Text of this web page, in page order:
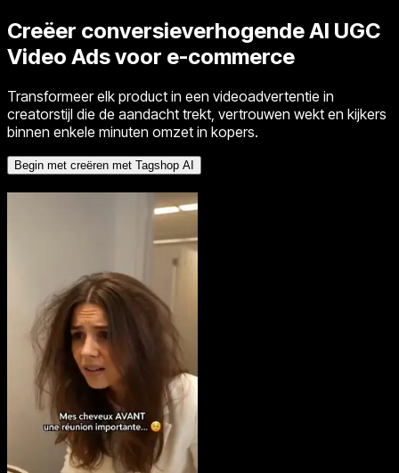
Creëer conversieverhogendeAI UGC
Video Adsvoor e-commerce
Transformeer elk product in een videoadvertentie in
creatorstijl die de aandacht trekt, vertrouwen wekt en kijkers
binnen enkele minuten omzet in kopers.
Begin met creëren met Tagshop AI